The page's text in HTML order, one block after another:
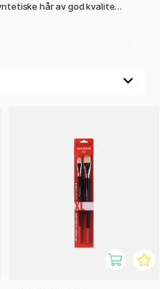
hår av god kvalitet
spesielt ved
messinghylsen gir
busten sitter godt – selv
hobbykunstnere og mer
verktøy til sitt kreative
som kombinerer
attraktiv pris.